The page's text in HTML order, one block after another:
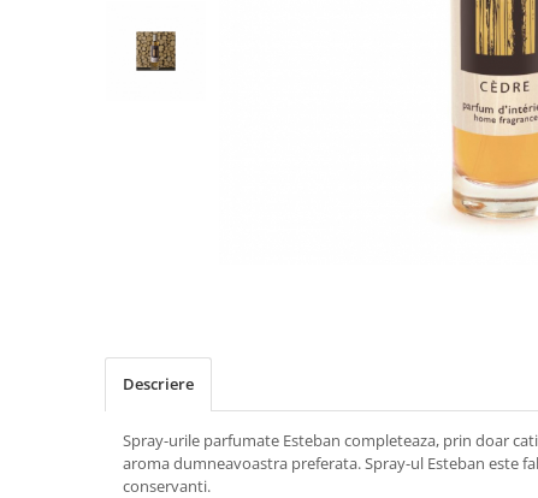
Descriere
Spray-urile parfumate Esteban completeaza, prin doar
aroma dumneavoastra preferata. Spray-ul Esteban este
conservanti.